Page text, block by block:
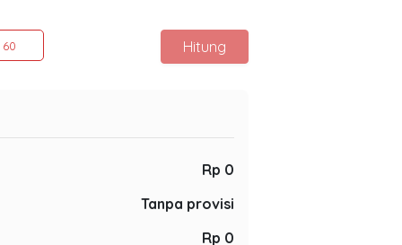
60 Hitung
Rp 0
Tanpa provisi
Rp 0